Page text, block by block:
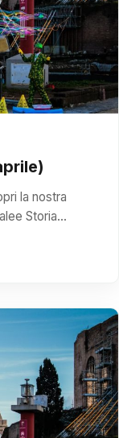
la nostra
Storia…